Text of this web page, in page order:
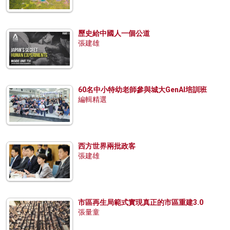
歷史給中國人一個公道
張建雄
60名中小特幼老師參與城大GenAI培訓班
編輯精選
西方世界兩批政客
張建雄
市區再生局範式實現真正的市區重建3.0
張量童